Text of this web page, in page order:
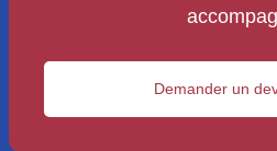
Demander un